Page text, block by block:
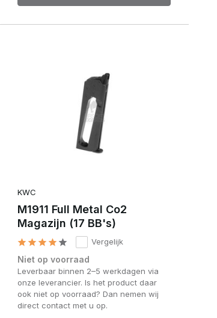
KWC
M1911 Full Metal Co2
Magazijn (17 BB's)
Vergelijk
Niet op voorraad
Leverbaar binnen 2–5 werkdagen via
onze leverancier. Is het product daar
ook niet op voorraad? Dan nemen wij
direct contact met u op.